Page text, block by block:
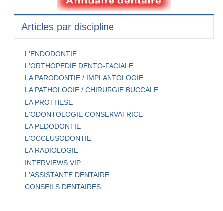
Articles par discipline
L'ENDODONTIE
L'ORTHOPEDIE DENTO-FACIALE
LA PARODONTIE / IMPLANTOLOGIE
LA PATHOLOGIE / CHIRURGIE BUCCALE
LA PROTHESE
L'ODONTOLOGIE CONSERVATRICE
LA PEDODONTIE
L'OCCLUSODONTIE
LA RADIOLOGIE
INTERVIEWS VIP
L'ASSISTANTE DENTAIRE
CONSEILS DENTAIRES